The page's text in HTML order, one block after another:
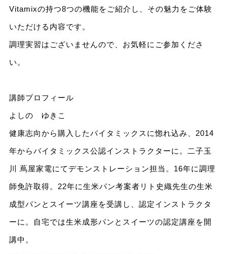
Vitamixの持つ8つの機能をご紹介し、その魅力をご体験
いただける内容です。
調理実習はございませんので、お気軽にご参加くださ
い。
講師プロフィール
よしの ゆきこ
健康志向から購入したバイタミックスに惚れ込み、2014
年からバイタミックス公認インストラクターに。二子玉
川 蔦屋家電にてデモンストレーション担当。16年に調理
師免許取得。22年に生米パン考案者リト史織先生の生米
成型パンとスイーツ講座を受講し、認定インストラクタ
ーに。自宅では生米成形パンとスイーツの認定講座を開
講中。